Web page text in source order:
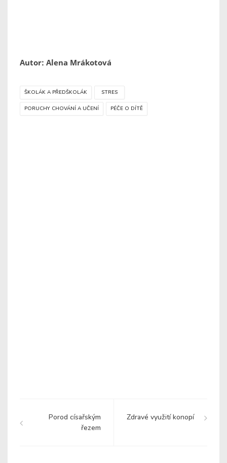
Autor: Alena Mrákotová
ŠKOLÁK A PŘEDŠKOLÁK STRES
PORUCHY CHOVÁNÍ A UČENÍ PÉČE O DÍTĚ
Porod císařským
řezem
Zdravé využití konopí